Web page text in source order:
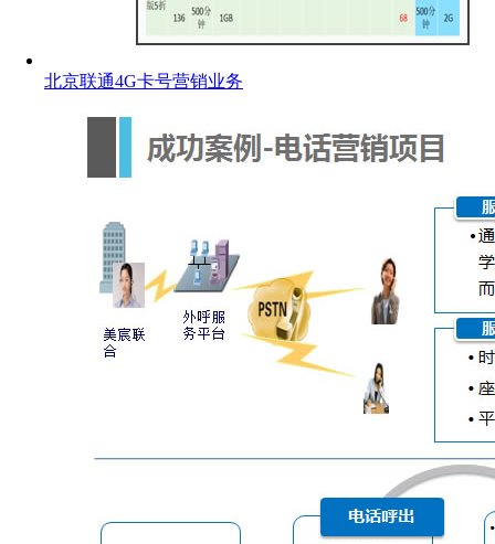
北京联通4G卡号营销业务